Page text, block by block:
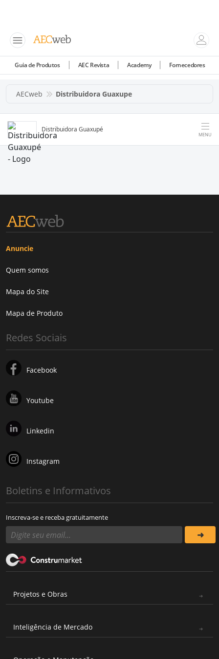
Guia de Produtos AEC Revista Academy Fornecedores
AECweb Distribuidora Guaxupe
Distribuidora Guaxupé
MENU
Anuncie
Quem somos
Mapa do Site
Mapa de Produto
Redes Sociais
Facebook
Youtube
Linkedin
Instagram
Boletins e Informativos
Inscreva-se e receba gratuitamente
Projetos e Obras
Inteligência de Mercado